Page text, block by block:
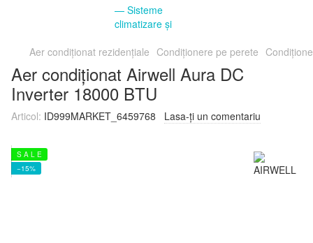
Aer condiționat rezidențiale Condiționere pe perete
Aer condiționat Airwell Aura DC
Inverter 18000 BTU
Articol: ID999MARKET_6459768 Lasa-ți un comentariu
S A L E
−15%